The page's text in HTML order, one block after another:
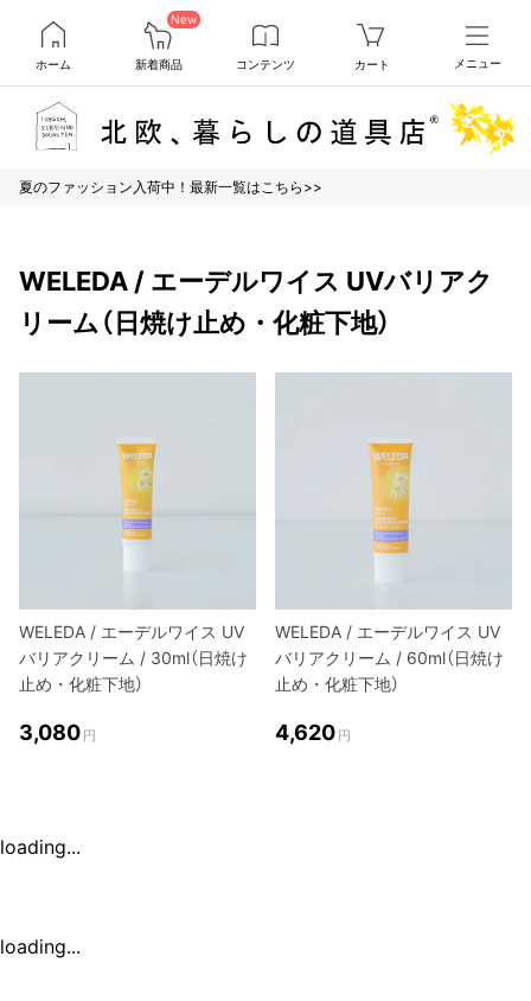
ホーム
New
新着商品 コンテンツ カート メニュー
夏のファッション入荷中！最新一覧はこちら>>
WELEDA / エーデルワイス UVバリアク
リーム（日焼け止め・化粧下地）
WELEDA / エーデルワイス UV
バリアクリーム / 30ml（日焼け
止め・化粧下地）
3,080 円
WELEDA / エーデルワイス UV
バリアクリーム / 60ml（日焼け
止め・化粧下地）
4,620 円
loading...
loading...